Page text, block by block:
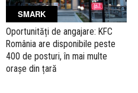
SMARK
Oportunități de angajare: KFC
România are disponibile peste
400 de posturi, în mai multe
orașe din țară